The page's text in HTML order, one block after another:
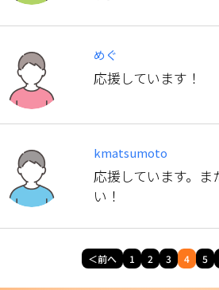
めぐ
応援しています！
kmatsumoto
応援しています。ま
い！
＜前へ 1 2 3 4 5